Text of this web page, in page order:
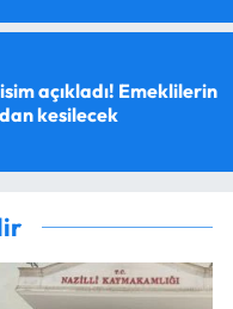
açıkladı! Emeklilerin
kesilecek